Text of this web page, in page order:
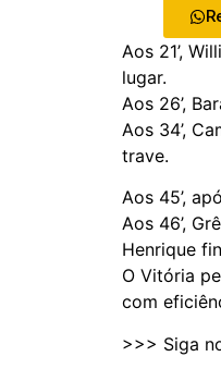
Aos 21’,
lugar.
Aos 26’,
Aos 34’,
trave.
Aos 45’,
Aos 46’,
Henrique
O Vitória
com
>>> Siga